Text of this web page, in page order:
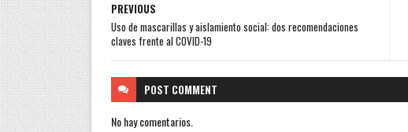
PREVIOUS
Uso de mascarillas y aislamiento social: dos recomendaciones
claves frente al COVID-19
POST COMMENT
No hay comentarios.